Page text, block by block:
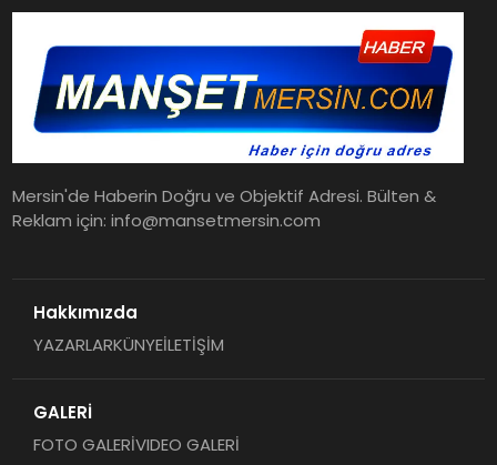
Mersin'de Haberin Doğru ve Objektif Adresi. Bülten &
Reklam için: info@mansetmersin.com
Hakkımızda
YAZARLARKÜNYEİLETİŞİM
GALERİ
FOTO GALERİVIDEO GALERİ